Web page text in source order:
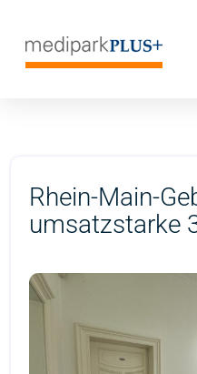
Rhein-Main-
umsatzstarke